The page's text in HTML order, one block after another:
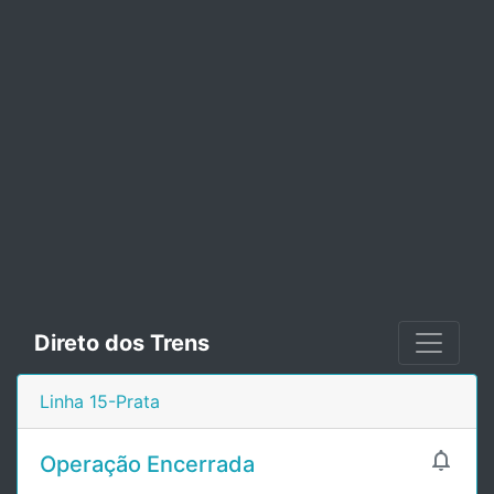
Direto dos Trens
Linha 15-Prata

Operação Encerrada